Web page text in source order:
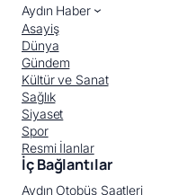
Aydın Haber
Asayiş
Dünya
Gündem
Kültür ve Sanat
Sağlık
Siyaset
Spor
Resmi İlanlar
İç Bağlantılar
Aydın Otobüs Saatleri